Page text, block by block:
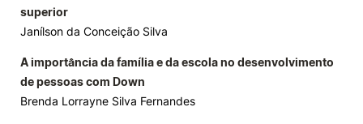
superior
Janílson da Conceição Silva
A importância da família e da escola no desenvolvimento
de pessoas com Down
Brenda Lorrayne Silva Fernandes